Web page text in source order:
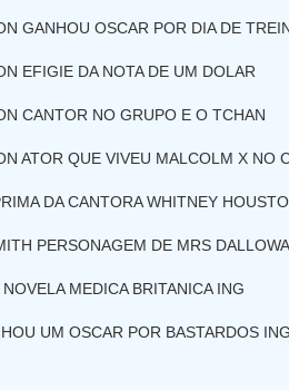
GANHOU OSCAR POR DIA DE
EFIGIE DA NOTA DE UM DOLAR
CANTOR NO GRUPO E O TCHAN
ATOR QUE VIVEU MALCOLM X NO
DA CANTORA WHITNEY
PERSONAGEM DE MRS
MEDICA BRITANICA ING
UM OSCAR POR BASTARDOS